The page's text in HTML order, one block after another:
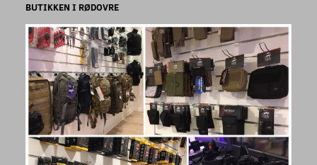
BUTIKKEN I RØDOVRE